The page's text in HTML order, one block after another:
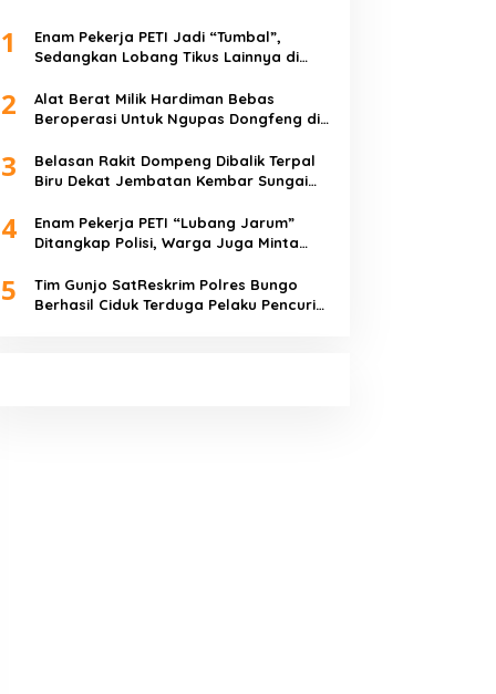
1
Enam Pekerja PETI Jadi “Tumbal”,
Sedangkan Lobang Tikus Lainnya di
Beroperasi
2
Alat Berat Milik Hardiman Bebas
Beroperasi Untuk Ngupas Dongfeng di
3
Belasan Rakit Dompeng Dibalik Terpal
Biru Dekat Jembatan Kembar Sungai
4
Enam Pekerja PETI “Lubang Jarum”
Ditangkap Polisi, Warga Juga Minta
5
Tim Gunjo SatReskrim Polres Bungo
Berhasil Ciduk Terduga Pelaku Pencuri